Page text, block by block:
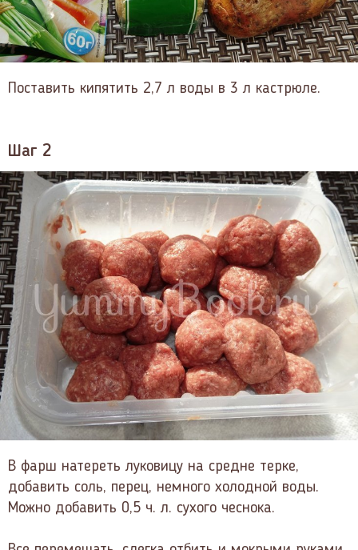
Поставить кипятить 2,7 л воды в 3 л кастрюле.
Шаг 2
В фарш натереть луковицу на средне терке,
добавить соль, перец, немного холодной воды.
Можно добавить 0,5 ч. л. сухого чеснока.